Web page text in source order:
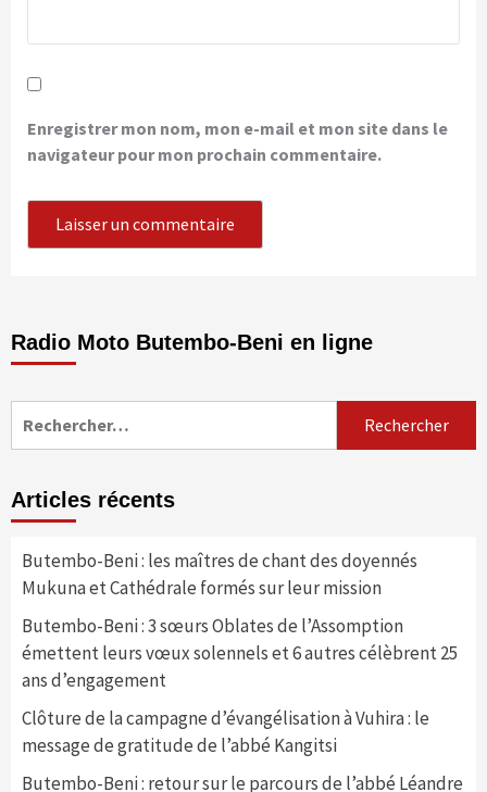
Enregistrer mon nom, mon e-mail et mon site dans le
navigateur pour mon prochain commentaire.
Radio Moto Butembo-Beni en ligne
Articles récents
Butembo-Beni : les maîtres de chant des doyennés
Mukuna et Cathédrale formés sur leur mission
Butembo-Beni : 3 sœurs Oblates de l’Assomption
émettent leurs vœux solennels et 6 autres célèbrent 25
ans d’engagement
Clôture de la campagne d’évangélisation à Vuhira : le
message de gratitude de l’abbé Kangitsi
Butembo-Beni : retour sur le parcours de l’abbé Léandre